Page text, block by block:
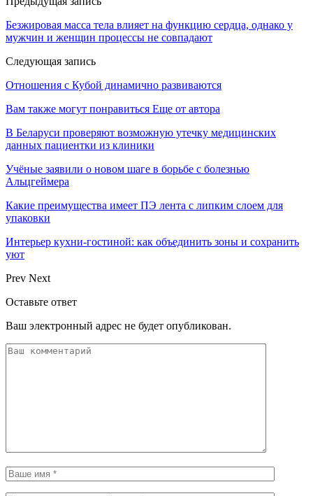
Безжировая масса тела влияет на функцию сердца, однако у
мужчин и женщин процессы не совпадают
Следующая запись
Отношения с Кубой динамично развиваются
Вам также могут понравиться Еще от автора
В Беларуси проверяют возможную утечку медицинских
данных пациентки из клиники
Учёные заявили о новом шаге в борьбе с болезнью
Альцгеймера
Какие преимущества имеет ПЭ лента с липким слоем для
упаковки
Интерьер кухни-гостиной: как объединить зоны и сохранить
уют
Prev Next
Оставьте ответ
Ваш электронный адрес не будет опубликован.